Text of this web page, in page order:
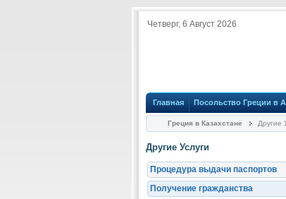
Четверг, 6 Август 2026
Главная Посольство Греции в
Греция в Казахстане Другие
Другие Услуги
Процедура выдачи паспортов
Получение гражданства